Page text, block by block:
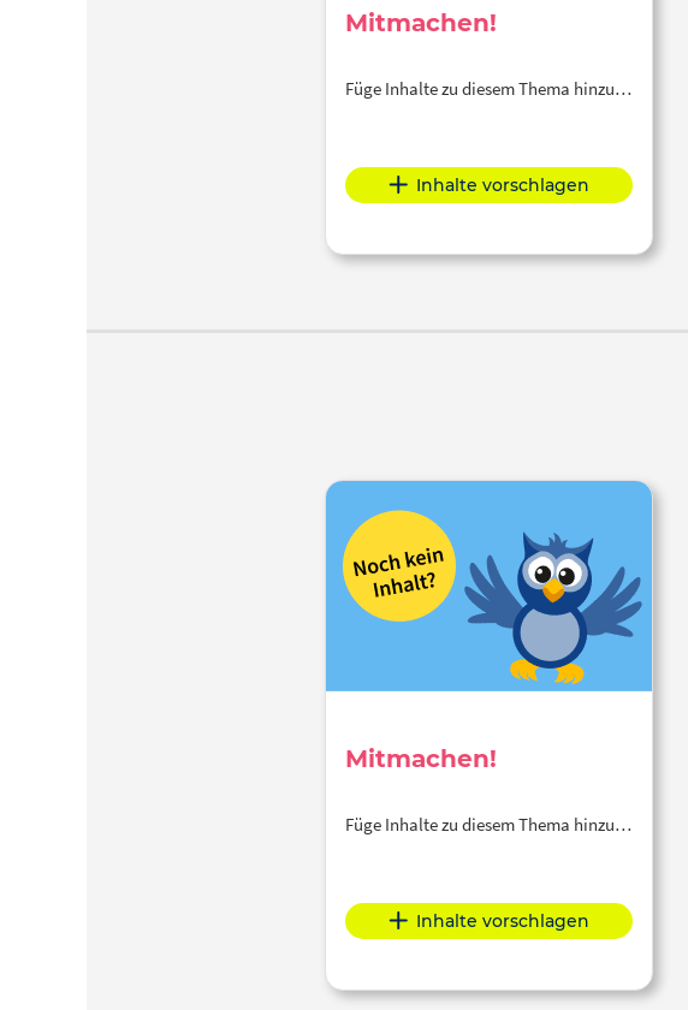
Mitmachen!
Füge Inhalte zu diesem Thema hinzu…
Inhalte vorschlagen
Mitmachen!
Füge Inhalte zu diesem Thema hinzu…
Inhalte vorschlagen